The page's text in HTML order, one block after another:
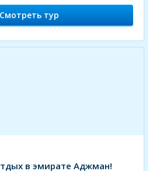
Смотреть тур
в эмирате Аджман!